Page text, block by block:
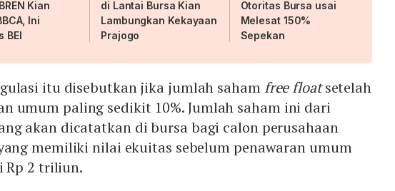
Kian
Ini
BEI
di Lantai Bursa Kian
Lambungkan Kekayaan
Prajogo
Otoritas Bursa usai
Melesat 150%
Sepekan
itu disebutkan jika jumlah saham free floatsetelah
umum paling sedikit 10%. Jumlah saham ini dari
akan dicatatkan di bursa bagi calon perusahaan
memiliki nilai ekuitas sebelum penawaran umum
Rp 2 triliun.